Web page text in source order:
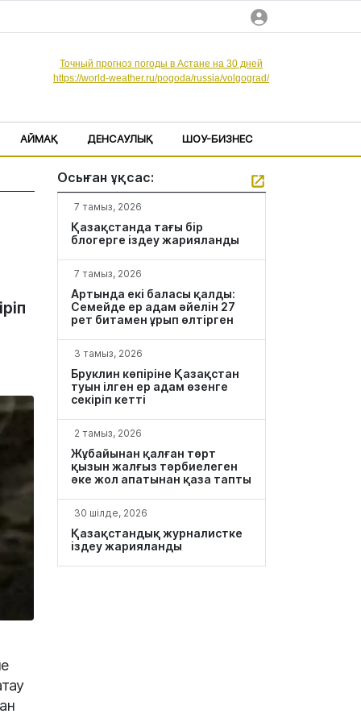
Точный прогноз погоды в Астане на 30 дней
https://world-weather.ru/pogoda/russia/volgograd/
АЙМАҚ ДЕНСАУЛЫҚ ШОУ-БИЗНЕС
Осыған ұқсас:
7 тамыз, 2026
Қазақстанда тағы бір
блогерге іздеу жарияланды
7 тамыз, 2026
Артында екі баласы қалды:
Семейде ер адам әйелін 27
рет битамен ұрып өлтірген
3 тамыз, 2026
Бруклин көпіріне Қазақстан
туын ілген ер адам өзенге
секіріп кетті
2 тамыз, 2026
Жұбайынан қалған төрт
қызын жалғыз тәрбиелеген
әке жол апатынан қаза тапты
30 шілде, 2026
Қазақстандық журналистке
іздеу жарияланды